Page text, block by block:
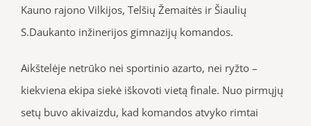
Kauno rajono Vilkijos, Telšių Žemaitės ir Šiaulių
S.Daukanto inžinerijos gimnazijų komandos.
Aikštelėje netrūko nei sportinio azarto, nei ryžto –
kiekviena ekipa siekė iškovoti vietą finale. Nuo pirmųjų
setų buvo akivaizdu, kad komandos atvyko rimtai